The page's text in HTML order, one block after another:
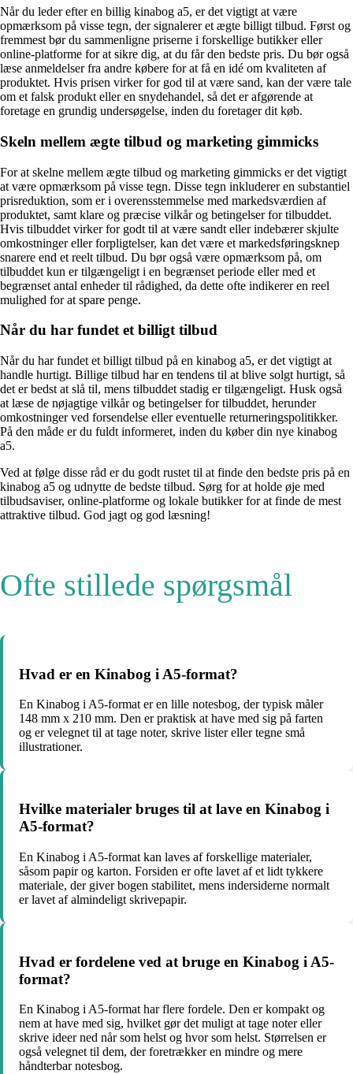
Når du leder efter en billig kinabog a5, er det vigtigt at være
opmærksom på visse tegn, der signalerer et ægte billigt tilbud. Først og
fremmest bør du sammenligne priserne i forskellige butikker eller
online-platforme for at sikre dig, at du får den bedste pris. Du bør også
læse anmeldelser fra andre købere for at få en idé om kvaliteten af
produktet. Hvis prisen virker for god til at være sand, kan der være tale
om et falsk produkt eller en snydehandel, så det er afgørende at
foretage en grundig undersøgelse, inden du foretager dit køb.
Skeln mellem ægte tilbud og marketing gimmicks
For at skelne mellem ægte tilbud og marketing gimmicks er det vigtigt
at være opmærksom på visse tegn. Disse tegn inkluderer en substantiel
prisreduktion, som er i overensstemmelse med markedsværdien af
produktet, samt klare og præcise vilkår og betingelser for tilbuddet.
Hvis tilbuddet virker for godt til at være sandt eller indebærer skjulte
omkostninger eller forpligtelser, kan det være et markedsføringsknep
snarere end et reelt tilbud. Du bør også være opmærksom på, om
tilbuddet kun er tilgængeligt i en begrænset periode eller med et
begrænset antal enheder til rådighed, da dette ofte indikerer en reel
mulighed for at spare penge.
Når du har fundet et billigt tilbud
Når du har fundet et billigt tilbud på en kinabog a5, er det vigtigt at
handle hurtigt. Billige tilbud har en tendens til at blive solgt hurtigt, så
det er bedst at slå til, mens tilbuddet stadig er tilgængeligt. Husk også
at læse de nøjagtige vilkår og betingelser for tilbuddet, herunder
omkostninger ved forsendelse eller eventuelle returneringspolitikker.
På den måde er du fuldt informeret, inden du køber din nye kinabog
a5.
Ved at følge disse råd er du godt rustet til at finde den bedste pris på en
kinabog a5 og udnytte de bedste tilbud. Sørg for at holde øje med
tilbudsaviser, online-platforme og lokale butikker for at finde de mest
attraktive tilbud. God jagt og god læsning!
Ofte stillede spørgsmål
Hvad er en Kinabog i A5-format?
En Kinabog i A5-format er en lille notesbog, der typisk måler
148 mm x 210 mm. Den er praktisk at have med sig på farten
og er velegnet til at tage noter, skrive lister eller tegne små
illustrationer.
Hvilke materialer bruges til at lave en Kinabog i
A5-format?
En Kinabog i A5-format kan laves af forskellige materialer,
såsom papir og karton. Forsiden er ofte lavet af et lidt tykkere
materiale, der giver bogen stabilitet, mens indersiderne normalt
er lavet af almindeligt skrivepapir.
Hvad er fordelene ved at bruge en Kinabog i A5-
format?
En Kinabog i A5-format har flere fordele. Den er kompakt og
nem at have med sig, hvilket gør det muligt at tage noter eller
skrive ideer ned når som helst og hvor som helst. Størrelsen er
også velegnet til dem, der foretrækker en mindre og mere
håndterbar notesbog.